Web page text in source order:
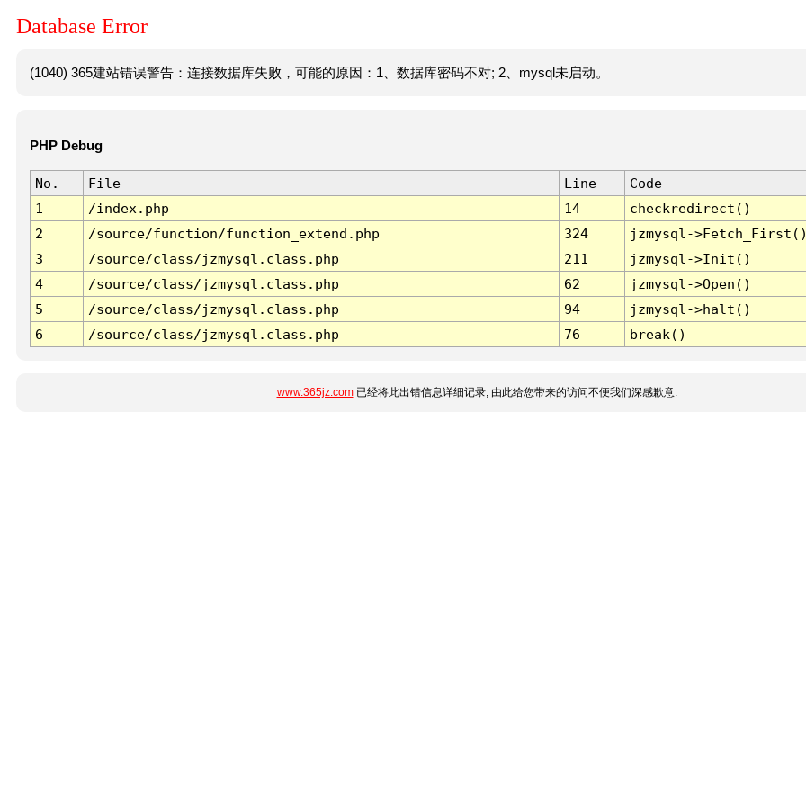
Database Error
(1040) 365建站错误警告：连接数据库失败，可能的原因：1、数据库密码不对; 2、mysql未启动。
PHP Debug
No. File Line
Code
1
/index.php 14
checkredirect()
2
/source/function/function_extend.php 324
jzmysql-
3
/source/class/jzmysql.class.php 211
jzmysql->Init()
4
/source/class/jzmysql.class.php 62
jzmysql->Open()
5
/source/class/jzmysql.class.php 94
jzmysql->halt()
6
/source/class/jzmysql.class.php 76 break()
www.365jz.com已经将此出错信息详细记录, 由此给您带来的访问不便我们深感歉意.